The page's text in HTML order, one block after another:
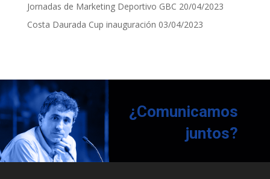
Jornadas de Marketing Deportivo GBC 20/04/2023
Costa Daurada Cup inauguración 03/04/2023
¿Comunicamos
juntos?